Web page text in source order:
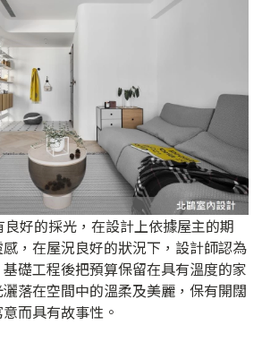
好的採光，在設計上依據屋主的期
，在屋況良好的狀況下，設計師認為
礎工程後把預算保留在具有溫度的家
落在空間中的溫柔及美麗，保有開闊
而具有故事性。